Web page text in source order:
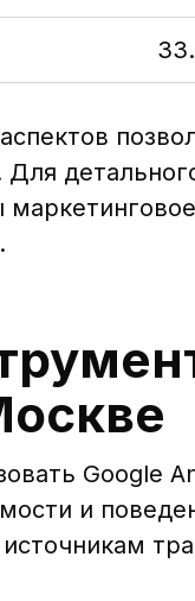
Для
Google
и